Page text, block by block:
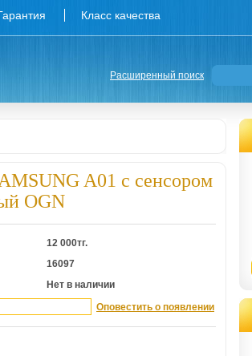
Класс качества
Расширенный поиск
A01 с сенсором
OGN
12 000тг.
16097
Нет в наличии
Оповестить о появлении